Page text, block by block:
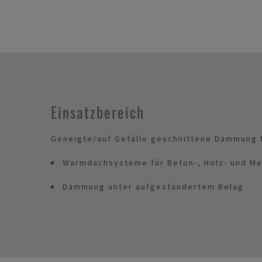
Einsatzbereich
Geneigte/auf Gefälle geschnittene Dämmung
Warmdachsysteme für Beton-, Holz- und
Dämmung unter aufgeständertem Belag